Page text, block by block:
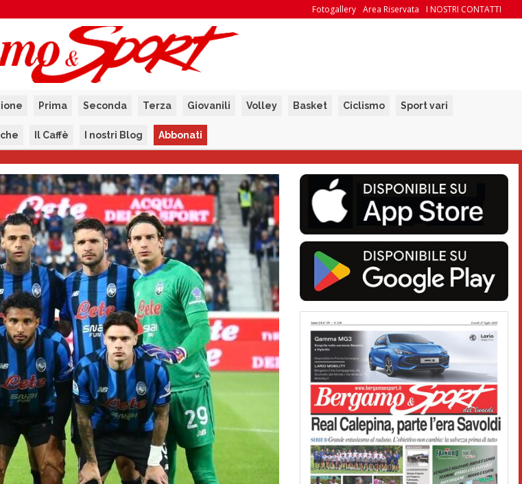
I NOSTRI CONTATTI
Area Riservata
Fotogallery
Prima Seconda Terza Giovanili Volley Basket Ciclismo Sport vari
Il Caffè I nostri Blog Abbonati